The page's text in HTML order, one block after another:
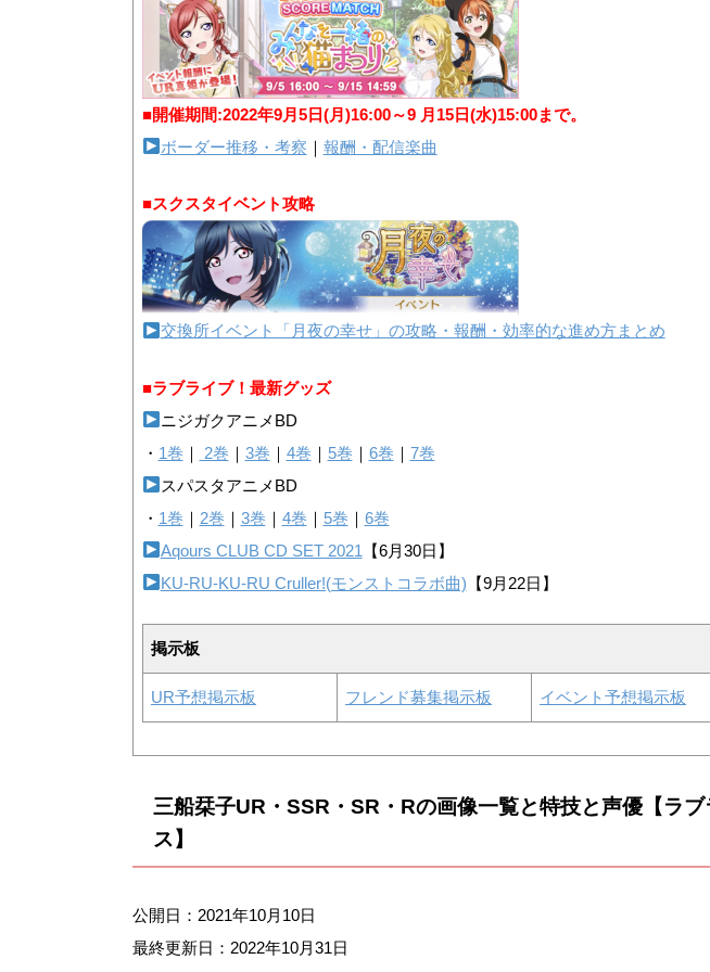
■開催期間:2022年9月5日(月)16:00～9 月15日(水)15:00まで。
ボーダー推移・考察 ｜ 報酬・配信楽曲
■スクスタイベント攻略
交換所イベント「月夜の幸せ」の攻略・報酬・効率的な進め方まとめ
■ラブライブ！最新グッズ
ニジガクアニメBD
・ 1巻 ｜ 2巻 ｜ 3巻 ｜ 4巻 ｜ 5巻 ｜ 6巻 ｜ 7巻
スパスタアニメBD
・ 1巻 ｜ 2巻 ｜ 3巻 ｜ 4巻 ｜ 5巻 ｜ 6巻
Aqours CLUB CD SET 2021 【6月30日】
KU-RU-KU-RU Cruller!(モンストコラボ曲) 【9月22日】
掲示板
UR予想掲示板 フレンド募集掲示板 イベント予想掲示板
三船栞子UR・SSR・SR・Rの画像一覧と特技と声優【ラ
ス】
公開日：2021年10月10日
最終更新日： 2022年10月31日